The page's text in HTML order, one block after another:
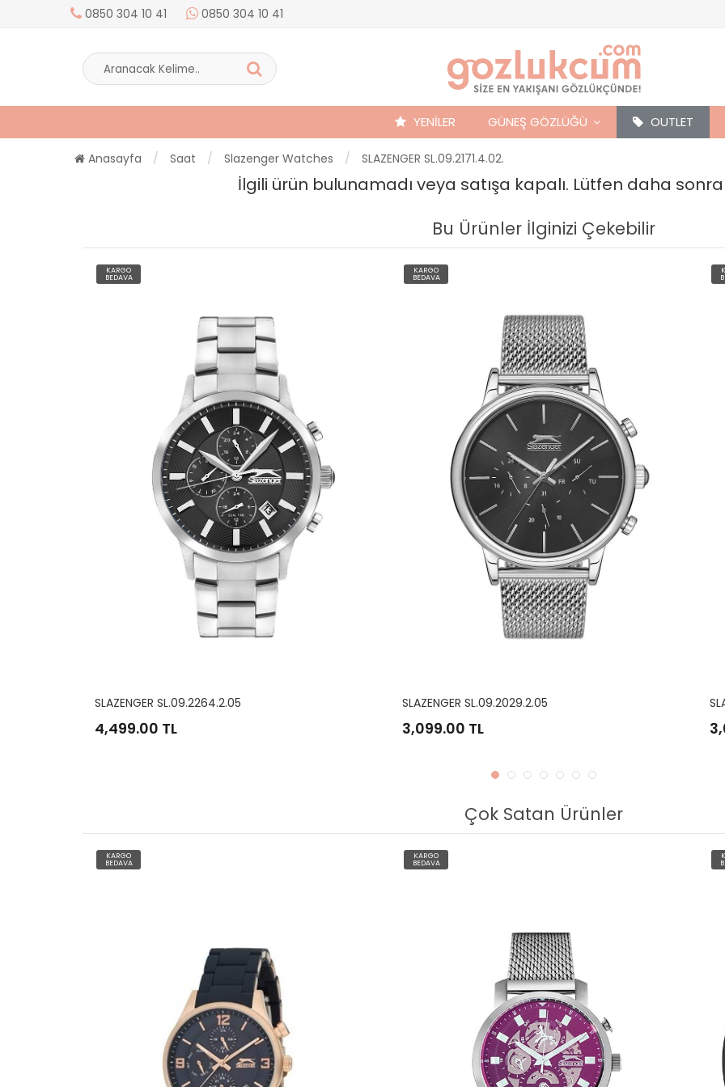
0850 304 10 41 0850 304 10 41
YENİLER GÜNEŞ GÖZLÜĞÜ OUTLET
Anasayfa Saat Slazenger Watches SLAZENGER SL.09.2171.4.02.
İlgili ürün bulunamadı veya satışa kapalı. Lütfen daha
Bu Ürünler İlginizi Çekebilir
KARGO
BEDAVA
SLAZENGER SL.09.2029.2.05
3,099.00 TL
KARGO
BEDAVA
SLAZENGER SL.09.2029.2.02
3,099.00 TL
Çok Satan Ürünler
KARGO
BEDAVA
KARGO
BEDAVA